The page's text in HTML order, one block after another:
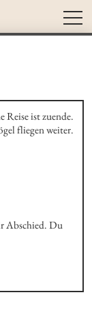
Reise ist zuende.
fliegen weiter.
Abschied. Du